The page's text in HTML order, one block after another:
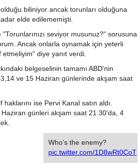
biliniyor ancak torunları olduğuna
elde edilememişti.
seviyor musunuz?" sorusuna
Ancak onlarla oynamak için yeterli
etmeliyim" diye yanıt verdi.
belgeselinin tamamı ABD'nin
ve 15 Haziran günlerinde akşam saat
ise Pervi Kanal satın aldı.
günleri akşam saat 21:30'da, 4
Who's the enemy?
pic.twitter.com/1D8wRt0CoT